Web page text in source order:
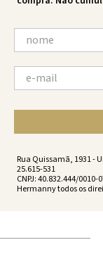
Rua Quissamã, 1931 -
25.615-531
CNPJ: 40.832.444/0010-
Hermanny todos os